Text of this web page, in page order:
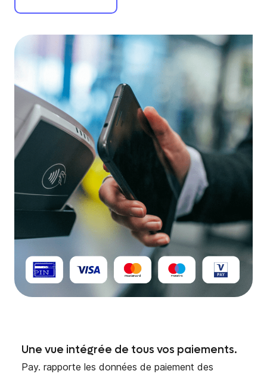
Une vue intégrée de tous vos paiements.
Pay. rapporte les données de paiement des